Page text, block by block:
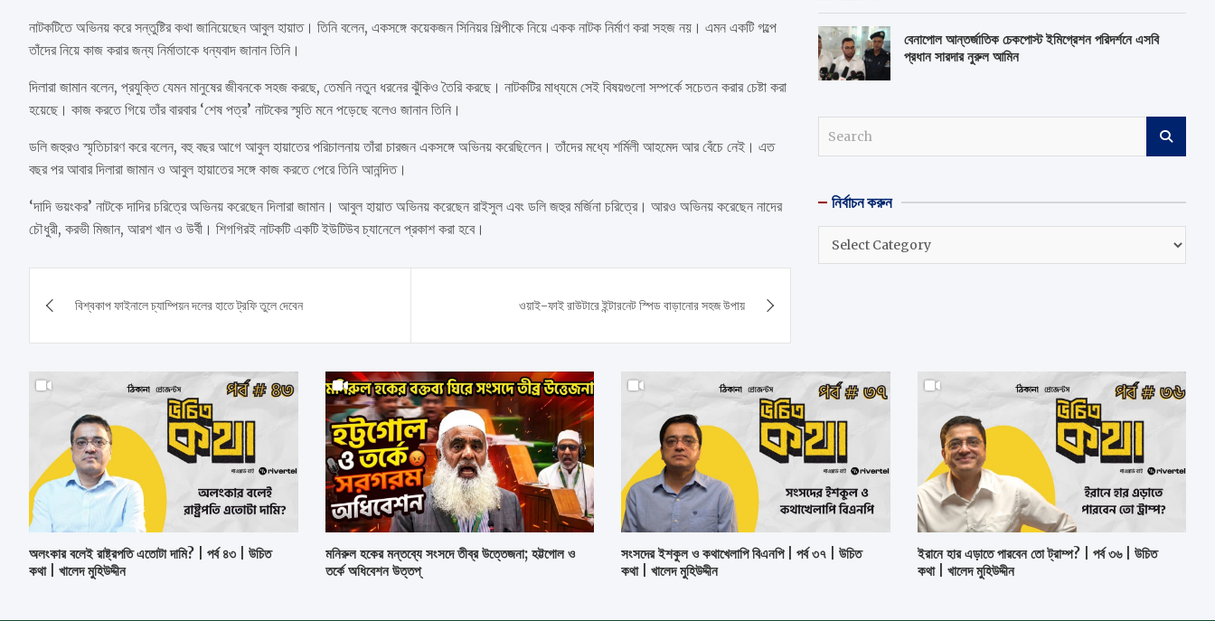
নাটকটিতে অভিনয় করে সন্তুষ্টির কথা জানিয়েছেন আবুল হায়াত। তিনি বলেন, একসঙ্গে কয়েকজন সিনিয়র শিল্পীকে নিয়ে একক নাটক নির্মাণ করা সহজ নয়। এমন একটি গল্পে
তাঁদের নিয়ে কাজ করার জন্য নির্মাতাকে ধন্যবাদ জানান তিনি।
দিলারা জামান বলেন, প্রযুক্তি যেমন মানুষের জীবনকে সহজ করছে, তেমনি নতুন ধরনের ঝুঁকিও তৈরি করছে। নাটকটির মাধ্যমে সেই বিষয়গুলো সম্পর্কে সচেতন করার চেষ্টা করা
হয়েছে। কাজ করতে গিয়ে তাঁর বারবার ‘শেষ পত্র’ নাটকের স্মৃতি মনে পড়েছে বলেও জানান তিনি।
ডলি জহুরও স্মৃতিচারণ করে বলেন, বহু বছর আগে আবুল হায়াতের পরিচালনায় তাঁরা চারজন একসঙ্গে অভিনয় করেছিলেন। তাঁদের মধ্যে শর্মিলী আহমেদ আর বেঁচে নেই। এত
বছর পর আবার দিলারা জামান ও আবুল হায়াতের সঙ্গে কাজ করতে পেরে তিনি আনন্দিত।
‘দাদি ভয়ংকর’ নাটকে দাদির চরিত্রে অভিনয় করেছেন দিলারা জামান। আবুল হায়াত অভিনয় করেছেন রাইসুল এবং ডলি জহুর মর্জিনা চরিত্রে। আরও অভিনয় করেছেন নাদের
চৌধুরী, করভী মিজান, আরশ খান ও উর্বী। শিগগিরই নাটকটি একটি ইউটিউব চ্যানেলে প্রকাশ করা হবে।
navigation
বিশ্বকাপ ফাইনালে চ্যাম্পিয়ন দলের হাতে ট্রফি তুলে দেবেন ওয়াই-ফাই রাউটারে ইন্টারনেট স্পিড বাড়ানোর সহজ উপায়
বেনাপোল আন্তর্জাতিক চেকপোস্ট ইমিগ্রেশন পরিদর্শনে এসবি
প্রধান সারদার নুরুল আমিন
c
h
নির্বাচন করুন
করুন
অলংকার বলেই রাষ্ট্রপতি এতোটা দামি? | পর্ব ৪৩ | উচিত
কথা | খালেদ মুহিউদ্দীন
মনিরুল হকের মন্তব্যে সংসদে তীব্র উত্তেজনা; হট্টগোল ও
তর্কে অধিবেশন উত্তপ্
সংসদের ইশকুল ও কথাখেলাপি বিএনপি | পর্ব ৩৭ | উচিত
কথা | খালেদ মুহিউদ্দীন
ইরানে হার এড়াতে পারবেন তো ট্রাম্প? | পর্ব ৩৬ | উচিত
কথা | খালেদ মুহিউদ্দীন